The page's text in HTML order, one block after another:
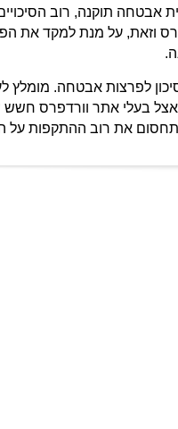
אבטחה תוקנה, רוב
וזאת, על מנת למקד את
לפרצות אבטחה. מומלץ
בעלי אתר וורדפרס חשש
תחסום את רוב ההתקפות על